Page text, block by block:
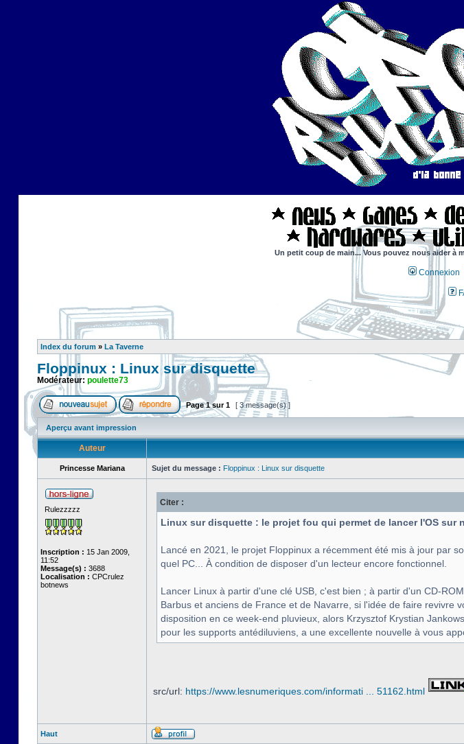
Un petit coup de main... Vous pouvez nous aider à
Connexion
Index du forum » La Taverne
Floppinux : Linux sur disquette
Modérateur: poulette73
Page1sur1 [ 3 message(s) ]
Aperçu avant impression
Auteur
Princesse Mariana Sujet du message : Floppinux : Linux sur disquette
Rulezzzzz
Inscription : 15 Jan 2009,
11:52
Message(s) : 3688
Localisation : CPCrulez
botnews
Citer :
Linux sur disquette : le projet fou qui permet de lancer l'OS sur
Lancé en 2021, le projet Floppinux a récemment été mis à jour par
quel PC... À condition de disposer d'un lecteur encore fonctionnel.
Lancer Linux à partir d'une clé USB, c'est bien ; à partir d'un CD-
Barbus et anciens de France et de Navarre, si l'idée de faire revivre
disposition en ce week-end pluvieux, alors Krzysztof Krystian
pour les supports antédiluviens, a une excellente nouvelle à vous
src/url: https://www.lesnumeriques.com/informati ... 51162.html
Haut